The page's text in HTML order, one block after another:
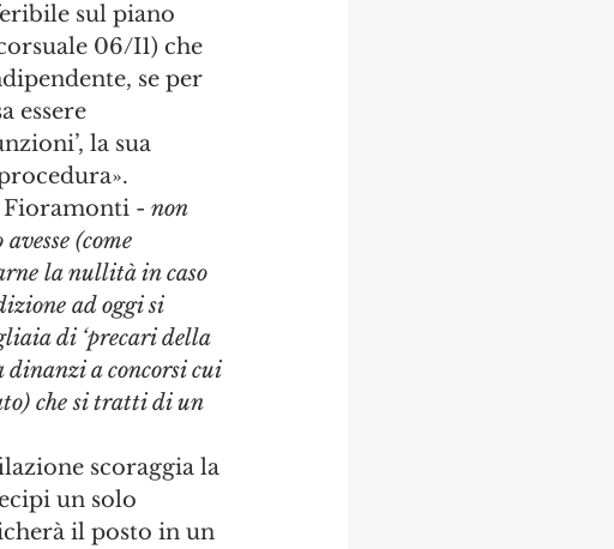
sul piano
06/I1) che
se per
essere
la sua
Fioramonti - non
(come
la nullità in caso
ad oggi si
di ‘precari della
a concorsi cui
che si tratti di un
scoraggia la
un solo
il posto in un